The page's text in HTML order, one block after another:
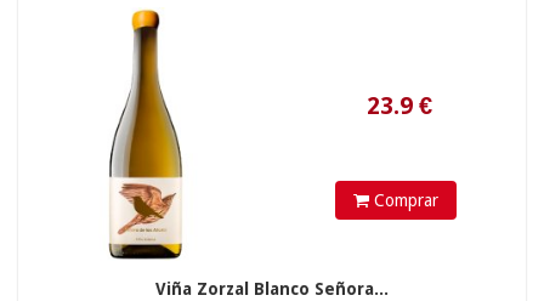
Comprar
Viña Zorzal Blanco Señora...